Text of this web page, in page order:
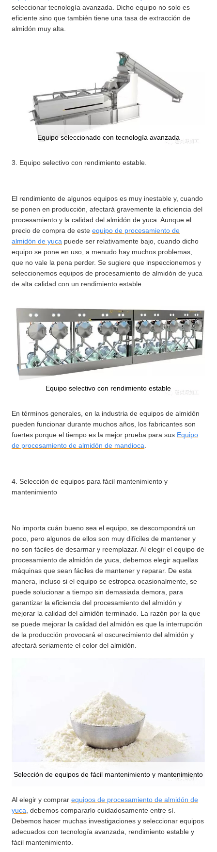
seleccionar tecnología avanzada. Dicho equipo no solo es
eficiente sino que también tiene una tasa de extracción de
almidón muy alta.
Equipo seleccionado con tecnología avanzada
3. Equipo selectivo con rendimiento estable.
El rendimiento de algunos equipos es muy inestable y, cuando
se ponen en producción, afectará gravemente la eficiencia del
procesamiento y la calidad del almidón de yuca. Aunque el
precio de compra de esteequipo de procesamiento de
almidón de yuca puede ser relativamente bajo, cuando dicho
equipo se pone en uso, a menudo hay muchos problemas,
que no vale la pena perder. Se sugiere que inspeccionemos y
seleccionemos equipos de procesamiento de almidón de yuca
de alta calidad con un rendimiento estable.
Equipo selectivo con rendimiento estable
En términos generales, en la industria de equipos de almidón
pueden funcionar durante muchos años, los fabricantes son
fuertes porque el tiempo es la mejor prueba para sus Equipo
de procesamiento de almidón de mandioca
4. Selección de equipos para fácil mantenimiento y
mantenimiento
No importa cuán bueno sea el equipo, se descompondrá un
poco, pero algunos de ellos son muy difíciles de mantener y
no son fáciles de desarmar y reemplazar. Al elegir el equipo de
procesamiento de almidón de yuca, debemos elegir aquellas
máquinas que sean fáciles de mantener y reparar. De esta
manera, incluso si el equipo se estropea ocasionalmente, se
puede solucionar a tiempo sin demasiada demora, para
garantizar la eficiencia del procesamiento del almidón y
mejorar la calidad del almidón terminado. La razón por la que
se puede mejorar la calidad del almidón es que la interrupción
de la producción provocará el oscurecimiento del almidón y
afectará seriamente el color del almidón.
Selección de equipos de fácil mantenimiento y mantenimiento
Al elegir y comprarequipos de procesamiento de almidón de
yuca , debemos compararlo cuidadosamente entre sí.
Debemos hacer muchas investigaciones y seleccionar equipos
adecuados con tecnología avanzada, rendimiento estable y
fácil mantenimiento.